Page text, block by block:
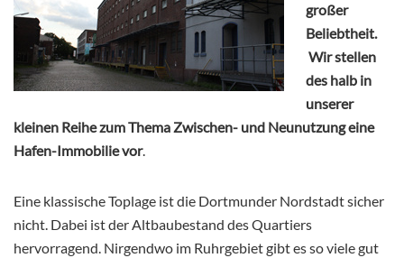
großer
Beliebtheit.
Wir stellen
des halb in
unserer
kleinen Reihe zum Thema Zwischen- und Neunutzung eine
Hafen-Immobilie vor.
Eine klassische Toplage ist die Dortmunder Nordstadt sicher
nicht. Dabei ist der Altbaubestand des Quartiers
hervorragend. Nirgendwo im Ruhrgebiet gibt es so viele gut